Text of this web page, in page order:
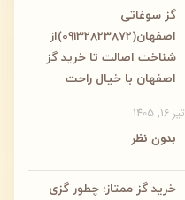
گز سوغاتی
اصفهان(09132823872)از
شناخت اصالت تا خرید گز
اصفهان با خیال راحت
تیر 16, 1405
بدون نظر
خرید گز ممتاز؛ چطور گزی